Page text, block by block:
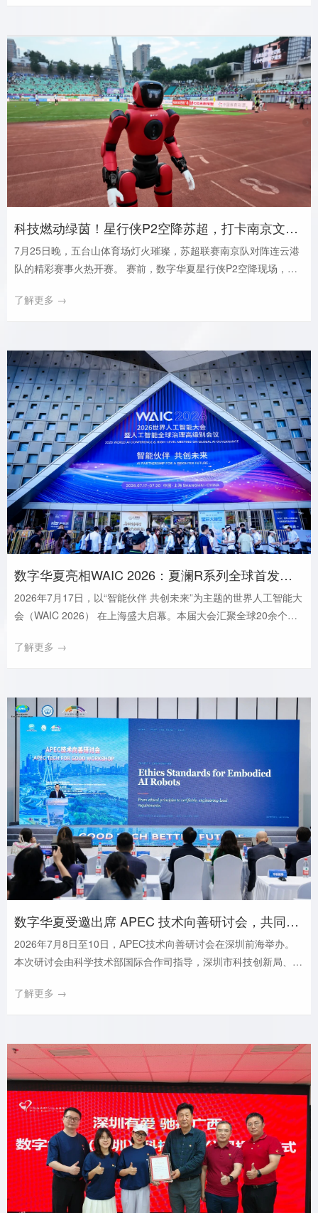
库重点扶持名录，企业发展迈入全新里程碑。
科技燃动绿茵！星行侠P2空降苏超，打卡南京文旅新地标
7月25日晚，五台山体育场灯火璀璨，苏超联赛南京队对阵连云港
队的精彩赛事火热开赛。 赛前，数字华夏星行侠P2空降现场，化
出一场体育+智能文旅的跨界视觉盛宴。
了解更多 →
数字华夏亮相WAIC 2026：夏澜R系列全球首发，仿生歌姬夏澜Ruta破次元献唱，RoboEase场景大脑定义具身智能新范式
2026年7月17日，以“智能伙伴 共创未来”为主题的世界人工智能大
会（WAIC 2026） 在上海盛大启幕。本届大会汇聚全球20余个国
了解更多 →
数字华夏受邀出席 APEC 技术向善研讨会，共同探讨具身智能机器人伦理标准与公共服务落地
2026年7月8日至10日，APEC技术向善研讨会在深圳前海举办。
本次研讨会由科学技术部国际合作司指导，深圳市科技创新局、前
济体 50 余位行业嘉宾，围绕科技发展公平性、包容性、智能技术
了解更多 →